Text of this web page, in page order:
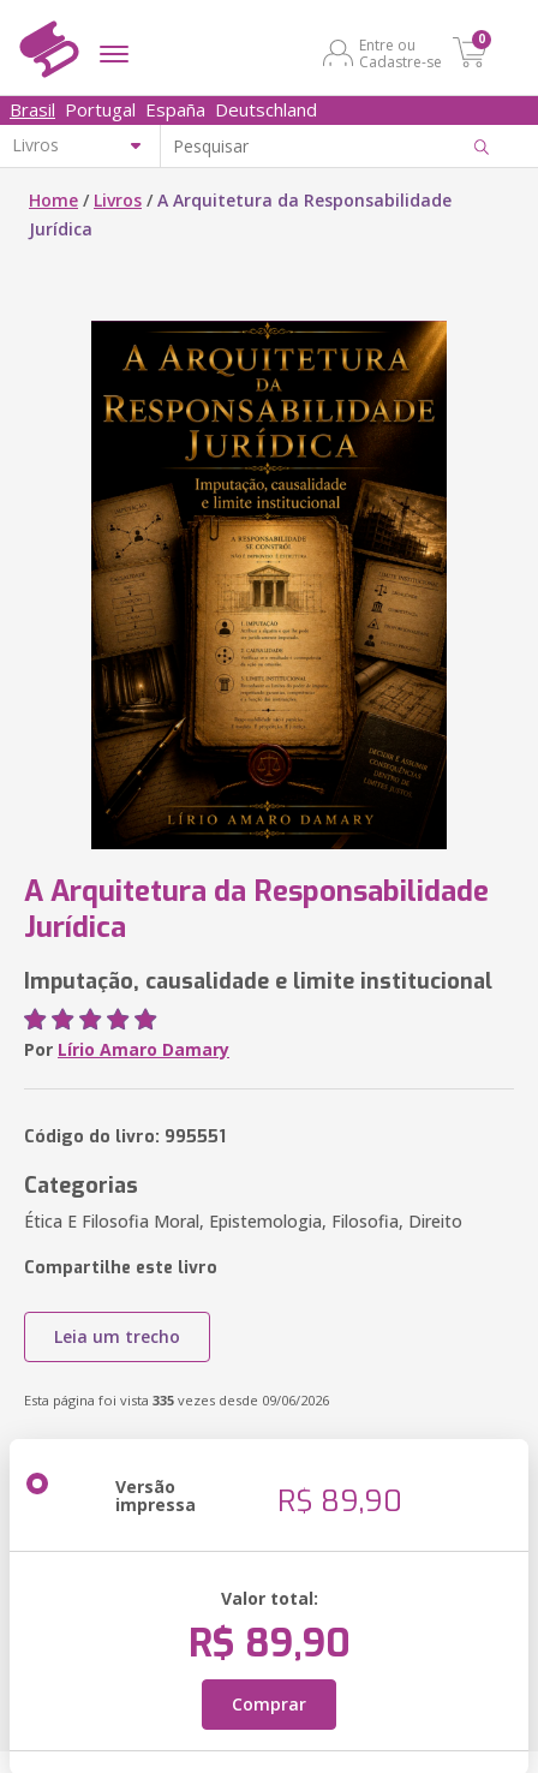
Entre ou
Cadastre-se
0
Brasil Portugal España Deutschland
Home / Livros /A Arquitetura da Responsabilidade
Jurídica
A Arquitetura da Responsabilidade
Jurídica
Imputação, causalidade e limite institucional
Por Lírio Amaro Damary
Código do livro: 995551
Categorias
Ética E Filosofia Moral, Epistemologia, Filosofia, Direito
Compartilhe este livro
Leia um trecho
Esta página foi vista 335 vezes desde 09/06/2026
Versão
impressa R$ 89,90
Valor total:
R$ 89,90
Comprar